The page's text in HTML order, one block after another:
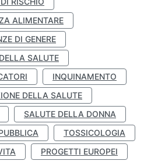
ALIMENTARE
DI GENERE
SALUTE
INQUINAMENTO
DELLA SALUTE
SALUTE DELLA DONNA
TOSSICOLOGIA
PROGETTI EUROPEI